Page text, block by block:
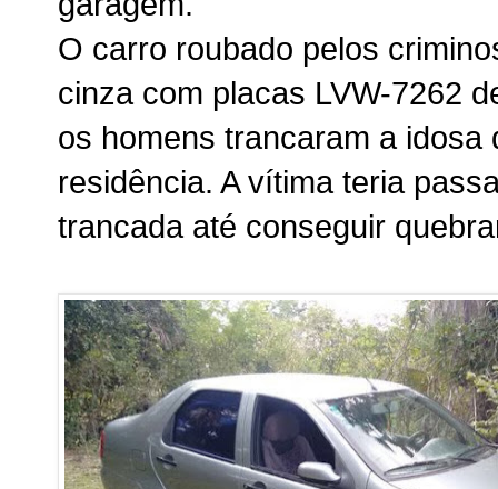
O carro roubado pelos
cinza com placas LVW-7262
os homens trancaram a idosa
residência. A vítima teria
trancada até conseguir